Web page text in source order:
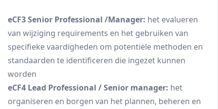
eCF3 Senior Professional /Manager: het evalueren
van wijziging requirements en het gebruiken van
specifieke vaardigheden om potentiële methoden en
standaarden te identificeren die ingezet kunnen
worden
eCF4 Lead Professional / Senior manager: het
organiseren en borgen van het plannen, beheren en